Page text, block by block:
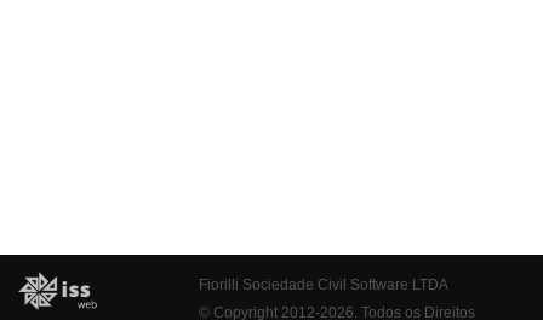
Fiorilli Sociedade Civil Software LTDA
© Copyright 2012-2026. Todos os Direitos